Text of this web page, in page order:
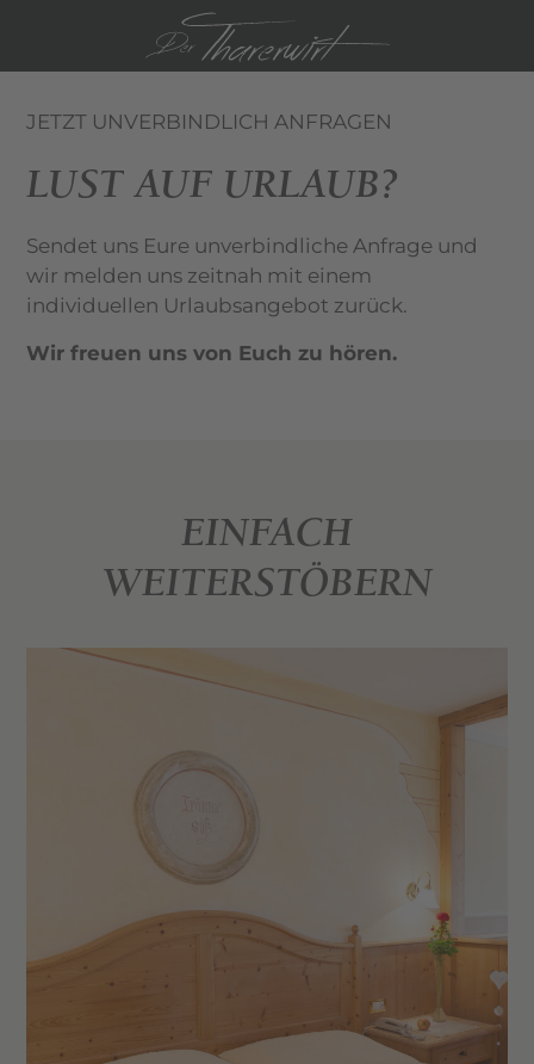
JETZT UNVERBINDLICH ANFRAGEN
LUST AUF URLAUB?
Sendet uns Eure unverbindliche Anfrage und
wir melden uns zeitnah mit einem
individuellen Urlaubsangebot zurück.
Wir freuen uns von Euch zu hören.
EINFACH
WEITERSTÖBERN